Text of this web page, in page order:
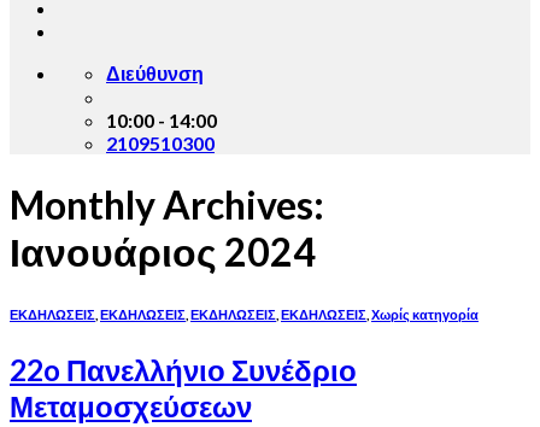
Διεύθυνση
10:00 - 14:00
2109510300
Monthly Archives:
Ιανουάριος 2024
ΕΚΔΗΛΩΣΕΙΣ ΕΚΔΗΛΩΣΕΙΣ ΕΚΔΗΛΩΣΕΙΣ ΕΚΔΗΛΩΣΕΙΣ Χωρίς κατηγορία
22o Πανελλήνιο Συνέδριο
Μεταμοσχεύσεων